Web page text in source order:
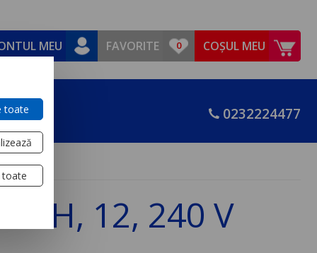
MEU FAVORITE COȘUL MEU
0232224477
H, 12, 240 V
toate
toate